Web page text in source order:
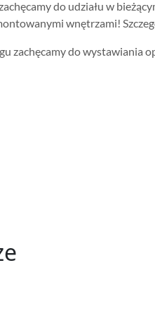
do udziału w
wnętrzami!
zachęcamy do wystawiania